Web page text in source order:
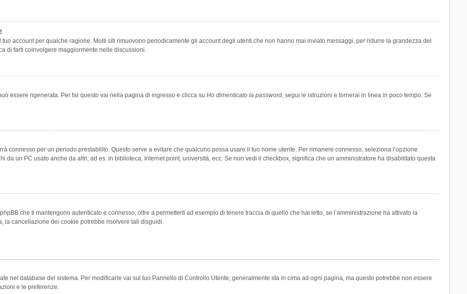
account per qualche ragione. Molti siti rimuovono periodicamente gli account degli utenti che non hanno mai inviato messaggi, per ridurre la grandezza del
di farti coinvolgere maggiormente nelle discussioni.
essere rigenerata. Per far questo vai nella pagina di ingresso e clicca su Ho dimenticato la password, segui le istruzioni e tornerai in linea in poco tempo. Se
connesso per un periodo prestabilito. Questo serve a evitare che qualcuno possa usare il tuo nome utente. Per rimanere connesso, seleziona l’opzione
da un PC usato anche da altri, ad es. in biblioteca, Internet point, università, ecc. Se non vedi il checkbox, significa che un amministratore ha disabilitato questa
che ti mantengono autenticato e connesso, oltre a permetterti ad esempio di tenere traccia di quello che hai letto, se l’amministrazione ha attivato la
la cancellazione dei cookie potrebbe risolvere tali disguidi.
nel database del sistema. Per modificarle vai sul tuo Pannello di Controllo Utente; generalmente sta in cima ad ogni pagina, ma questo potrebbe non essere
e le preferenze.